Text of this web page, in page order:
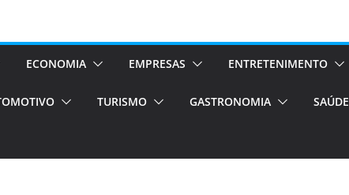
únicas e
de volta!
ECONOMIA EMPRESAS ENTRETENIMENTO
TURISMO GASTRONOMIA SAÚDE